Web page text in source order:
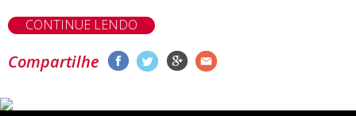
CONTINUE LENDO
Compartilhe